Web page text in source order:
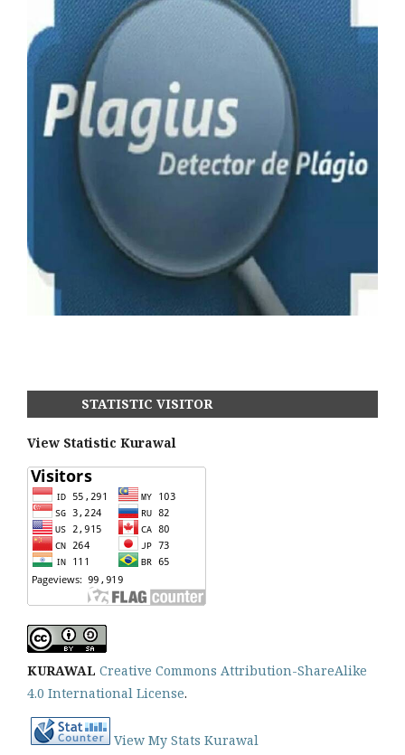
STATISTIC VISITOR
View Statistic Kurawal
KURAWAL Creative Commons Attribution-ShareAlike
4.0 International License.
View My Stats Kurawal